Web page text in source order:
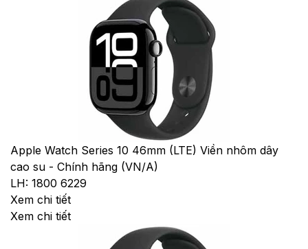
Apple Watch Series 10 46mm (LTE) Viền nhôm dây
cao su - Chính hãng (VN/A)
LH: 1800 6229
Xem chi tiết
Xem chi tiết